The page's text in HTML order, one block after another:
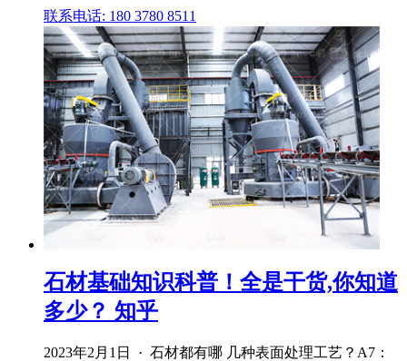
联系电话: 180 3780 8511
石材基础知识科普！全是干货,你知道
多少？ 知乎
2023年2月1日 · 石材都有哪 几种表面处理工艺？A7：